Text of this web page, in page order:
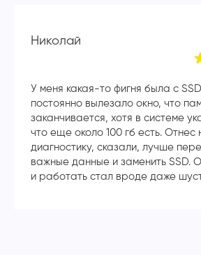
Николай
У меня какая-то фигня была с
постоянно вылезало окно, что
заканчивается, хотя в системе
что еще около 100 гб есть. Отнес
диагностику, сказали, лучше
важные данные и заменить SSD.
и работать стал вроде даже